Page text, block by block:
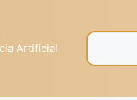
Artificial